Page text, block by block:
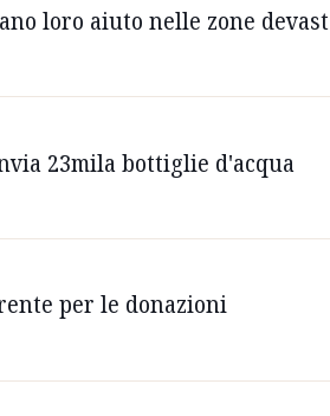
loro aiuto nelle zone
23mila bottiglie d'acqua
per le donazioni